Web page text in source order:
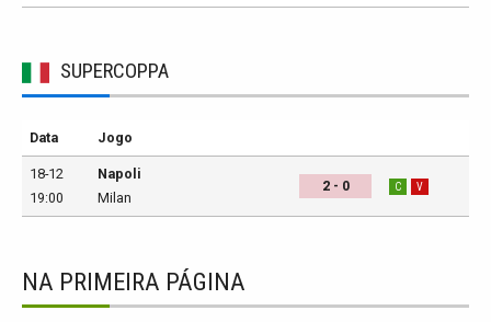
SUPERCOPPA
Data Jogo
18-12
19:00
Napoli
Milan
2 - 0 C V
NA PRIMEIRA PÁGINA